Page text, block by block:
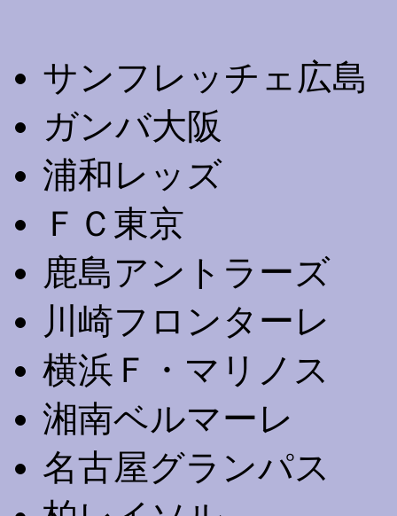
サンフレッチェ広島
ガンバ大阪
浦和レッズ
ＦＣ東京
鹿島アントラーズ
川崎フロンターレ
横浜Ｆ・マリノス
湘南ベルマーレ
名古屋グランパス